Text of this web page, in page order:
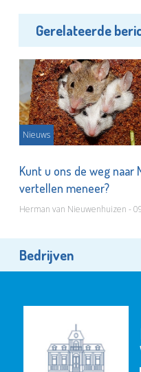
Gerelateerde
Nieuws
Kunt u ons de weg naar
vertellen meneer?
Herman van Nieuwenhuizen -
Bedrijven